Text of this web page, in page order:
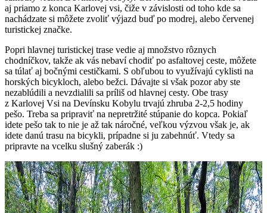
aj priamo z konca Karlovej vsi, čiže v závislosti od toho kde sa
nachádzate si môžete zvoliť výjazd buď po modrej, alebo červenej
turistickej značke.
Popri hlavnej turistickej trase vedie aj množstvo rôznych
chodníčkov, takže ak vás nebaví chodiť po asfaltovej ceste, môžete
sa túlať aj bočnými cestičkami. S obľubou to využívajú cyklisti na
horských bicykloch, alebo bežci. Dávajte si však pozor aby ste
nezablúdili a nevzdialili sa príliš od hlavnej cesty. Obe trasy
z Karlovej Vsi na Devínsku Kobylu trvajú zhruba 2-2,5 hodiny
pešo. Treba sa pripraviť na nepretržité stúpanie do kopca. Pokiaľ
idete pešo tak to nie je až tak náročné, veľkou výzvou však je, ak
idete danú trasu na bicykli, prípadne si ju zabehnúť. Vtedy sa
pripravte na vcelku slušný zaberák :)